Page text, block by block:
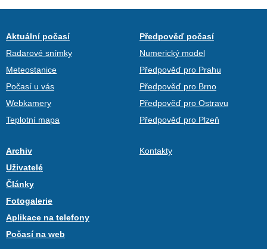
Aktuální počasí
Radarové snímky
Meteostanice
Počasí u vás
Webkamery
Teplotní mapa
Předpověď počasí
Numerický model
Předpověď pro Prahu
Předpověď pro Brno
Předpověď pro Ostravu
Předpověď pro Plzeň
Archiv
Uživatelé
Články
Fotogalerie
Aplikace na telefony
Počasí na web
Kontakty